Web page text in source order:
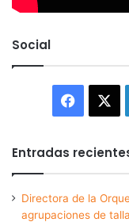
Social
Entradas
Directora de la
agrupaciones de